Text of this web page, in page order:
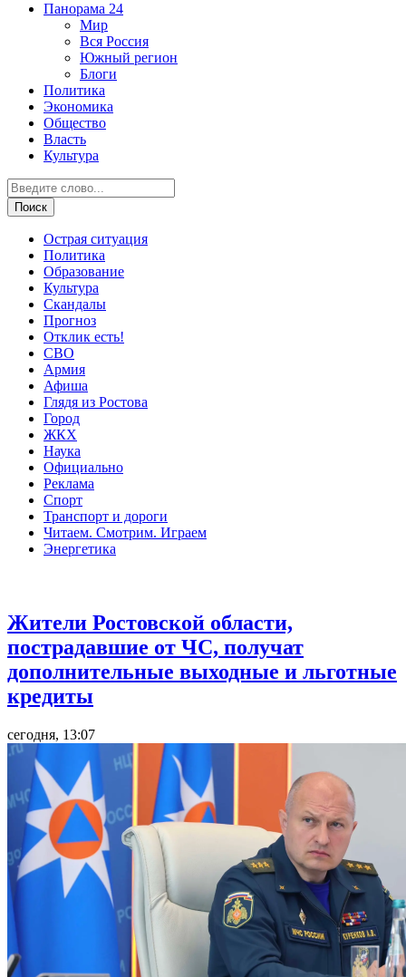
Панорама 24
Мир
Вся Россия
Южный регион
Блоги
Политика
Экономика
Общество
Власть
Культура
Острая ситуация
Политика
Образование
Культура
Скандалы
Прогноз
Отклик есть!
СВО
Армия
Афиша
Глядя из Ростова
Город
ЖКХ
Наука
Официально
Реклама
Спорт
Транспорт и дороги
Читаем. Смотрим. Играем
Энергетика
Жители Ростовской области,
пострадавшие от ЧС, получат
дополнительные выходные и льготные
кредиты
сегодня, 13:07